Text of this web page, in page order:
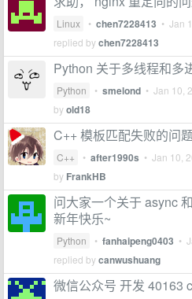
Linux • chen7228413 • Jan
replied bychen7228413
Python 关于多线程和多
Python • smelond • Jan 10,
byold18
C++ 模板匹配失败的问
C++ • after1990s • Jan 10,
by FrankHB
问大家一个关于 async
新年快乐~
Python • fanhaipeng0403 •
replied bycanwushuang
微信公众号 开发 40163